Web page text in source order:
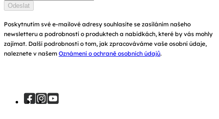
Mapa stránek
Zaregistrujte svůj výrobek
Odeslat
Poskytnutím své e-mailové adresy souhlasíte se zasíláním našeho
newsletteru a podrobností o produktech a nabídkách, které by vás mohly
zajímat. Další podrobnosti o tom, jak zpracováváme vaše osobní údaje,
naleznete v našem Oznámení o ochraně osobních údajů.